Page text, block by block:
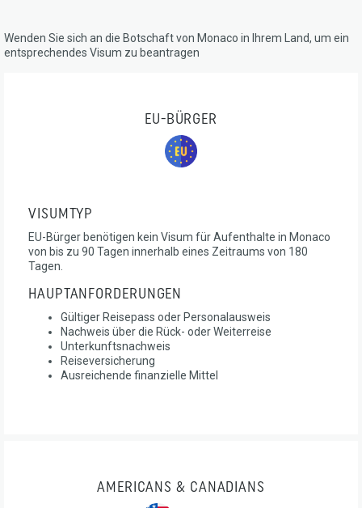
Wenden Sie sich an die Botschaft von Monaco in Ihrem Land, um ein
entsprechendes Visum zu beantragen
EU-BÜRGER
VISUMTYP
EU-Bürger benötigen kein Visum für Aufenthalte in Monaco
von bis zu 90 Tagen innerhalb eines Zeitraums von 180
Tagen.
HAUPTANFORDERUNGEN
Gültiger Reisepass oder Personalausweis
Nachweis über die Rück- oder Weiterreise
Unterkunftsnachweis
Reiseversicherung
Ausreichende finanzielle Mittel
AMERICANS & CANADIANS